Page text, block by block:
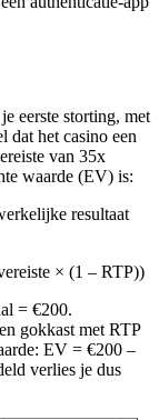
eerste storting, met
dat het casino een
van 35x
waarde (EV) is:
resultaat
× (1 – RTP))
= €200.
gokkast met RTP
EV = €200 –
verlies je dus